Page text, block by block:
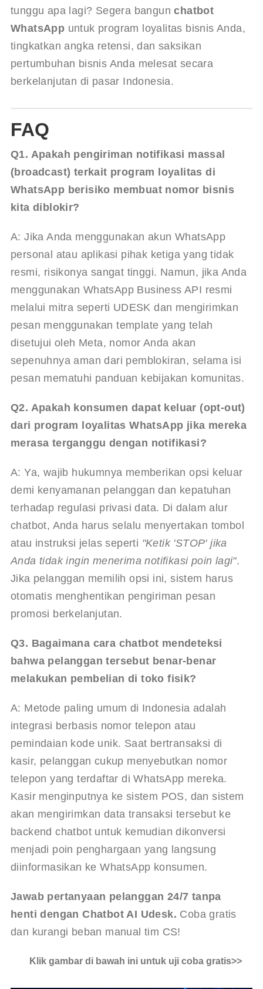
tunggu apa lagi? Segera bangun chatbot
WhatsApp untuk program loyalitas bisnis Anda,
tingkatkan angka retensi, dan saksikan
pertumbuhan bisnis Anda melesat secara
berkelanjutan di pasar Indonesia.
FAQ
Q1. Apakah pengiriman notifikasi massal
(broadcast) terkait program loyalitas di
WhatsApp berisiko membuat nomor bisnis
kita diblokir?
A: Jika Anda menggunakan akun WhatsApp
personal atau aplikasi pihak ketiga yang tidak
resmi, risikonya sangat tinggi. Namun, jika Anda
menggunakan WhatsApp Business API resmi
melalui mitra seperti UDESK dan mengirimkan
pesan menggunakan template yang telah
disetujui oleh Meta, nomor Anda akan
sepenuhnya aman dari pemblokiran, selama isi
pesan mematuhi panduan kebijakan komunitas.
Q2. Apakah konsumen dapat keluar (opt-out)
dari program loyalitas WhatsApp jika mereka
merasa terganggu dengan notifikasi?
A: Ya, wajib hukumnya memberikan opsi keluar
demi kenyamanan pelanggan dan kepatuhan
terhadap regulasi privasi data. Di dalam alur
chatbot, Anda harus selalu menyertakan tombol
atau instruksi jelas seperti "Ketik 'STOP' jika
Anda tidak ingin menerima notifikasi poin lagi".
Jika pelanggan memilih opsi ini, sistem harus
otomatis menghentikan pengiriman pesan
promosi berkelanjutan.
Q3. Bagaimana cara chatbot mendeteksi
bahwa pelanggan tersebut benar-benar
melakukan pembelian di toko fisik?
A: Metode paling umum di Indonesia adalah
integrasi berbasis nomor telepon atau
pemindaian kode unik. Saat bertransaksi di
kasir, pelanggan cukup menyebutkan nomor
telepon yang terdaftar di WhatsApp mereka.
Kasir menginputnya ke sistem POS, dan sistem
akan mengirimkan data transaksi tersebut ke
backend chatbot untuk kemudian dikonversi
menjadi poin penghargaan yang langsung
diinformasikan ke WhatsApp konsumen.
Jawab pertanyaan pelanggan 24/7 tanpa
henti dengan Chatbot AI Udesk. Coba gratis
dan kurangi beban manual tim CS!
Klik gambar di bawah ini untuk uji coba gratis>>